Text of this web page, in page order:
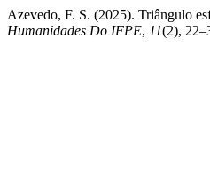
Azevedo, F. S. (2025). Triângulo
Humanidades Do IFPE, 11(2),